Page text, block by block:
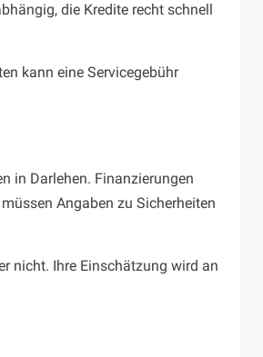
die Kredite recht schnell
kann eine Servicegebühr
in Darlehen. Finanzierungen
Angaben zu Sicherheiten
nicht. Ihre Einschätzung wird an